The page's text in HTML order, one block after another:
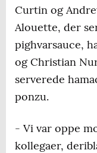
Curtin og
Alouette, der
pighvarsauce,
og Christian
serverede
ponzu.
- Vi var oppe
kollegaer,